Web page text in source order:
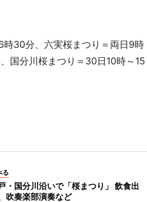
30分、六実桜まつり＝両日9時
国分川桜まつり＝30日10時～15
る
・国分川沿いで「桜まつり」 飲食出
吹奏楽部演奏など